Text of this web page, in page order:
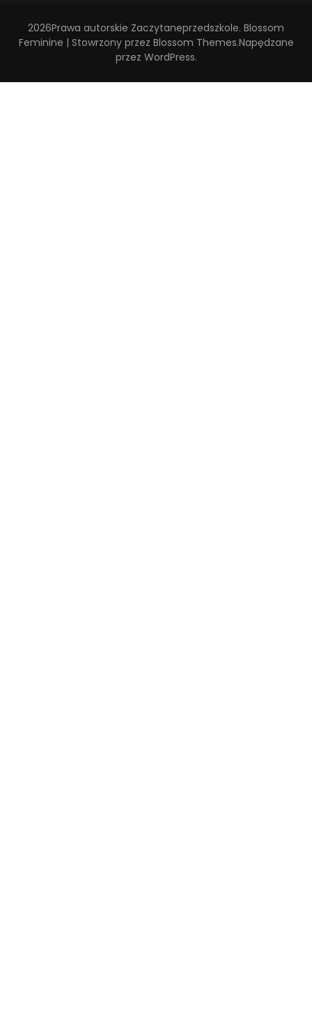
2026Prawa autorskie Zaczytaneprzedszkole. Blossom
Feminine | Stowrzony przez Blossom Themes.Napędzane
przez WordPress.